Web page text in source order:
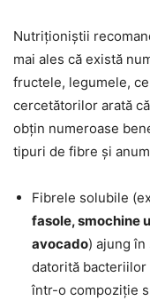
Nutriționiștii
mai ales că există
fructele, legumele,
cercetătorilor arată
obțin numeroase
tipuri de fibre și
Fibrele solubile
fasole, smochine
avocado) ajung
datorită bacteriilor
într-o compoziție